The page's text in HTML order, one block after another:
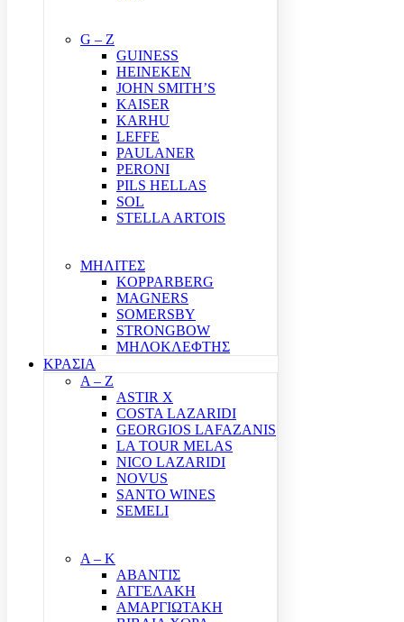
G – Z
GUINESS
HEINEKEN
JOHN SMITH’S
KAISER
KARHU
LEFFE
PAULANER
PERONI
PILS HELLAS
SOL
STELLA ARTOIS
ΜΗΛΙΤΕΣ
KOPPARBERG
MAGNERS
SOMERSBY
STRONGBOW
ΜΗΛΟΚΛΕΦΤΗΣ
ΚΡΑΣΙΑ
A – Z
ASTIR X
COSTA LAZARIDI
GEORGIOS LAFAZANIS
LA TOUR MELAS
NICO LAZARIDI
NOVUS
SANTO WINES
SEMELI
Α – Κ
ΑΒΑΝΤΙΣ
ΑΓΓΕΛΑΚΗ
ΑΜΑΡΓΙΩΤΑΚΗ